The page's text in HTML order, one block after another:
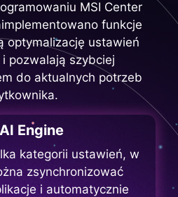
MSI Center
funkcje
optymalizację ustawień
pozwalają szybciej
do aktualnych potrzeb
AI Engine
kategorii ustawień, w
zsynchronizować
i automatycznie